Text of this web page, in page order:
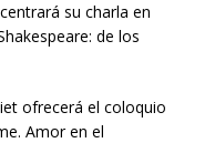
su charla en
de los
ofrecerá el coloquio
Amor en el